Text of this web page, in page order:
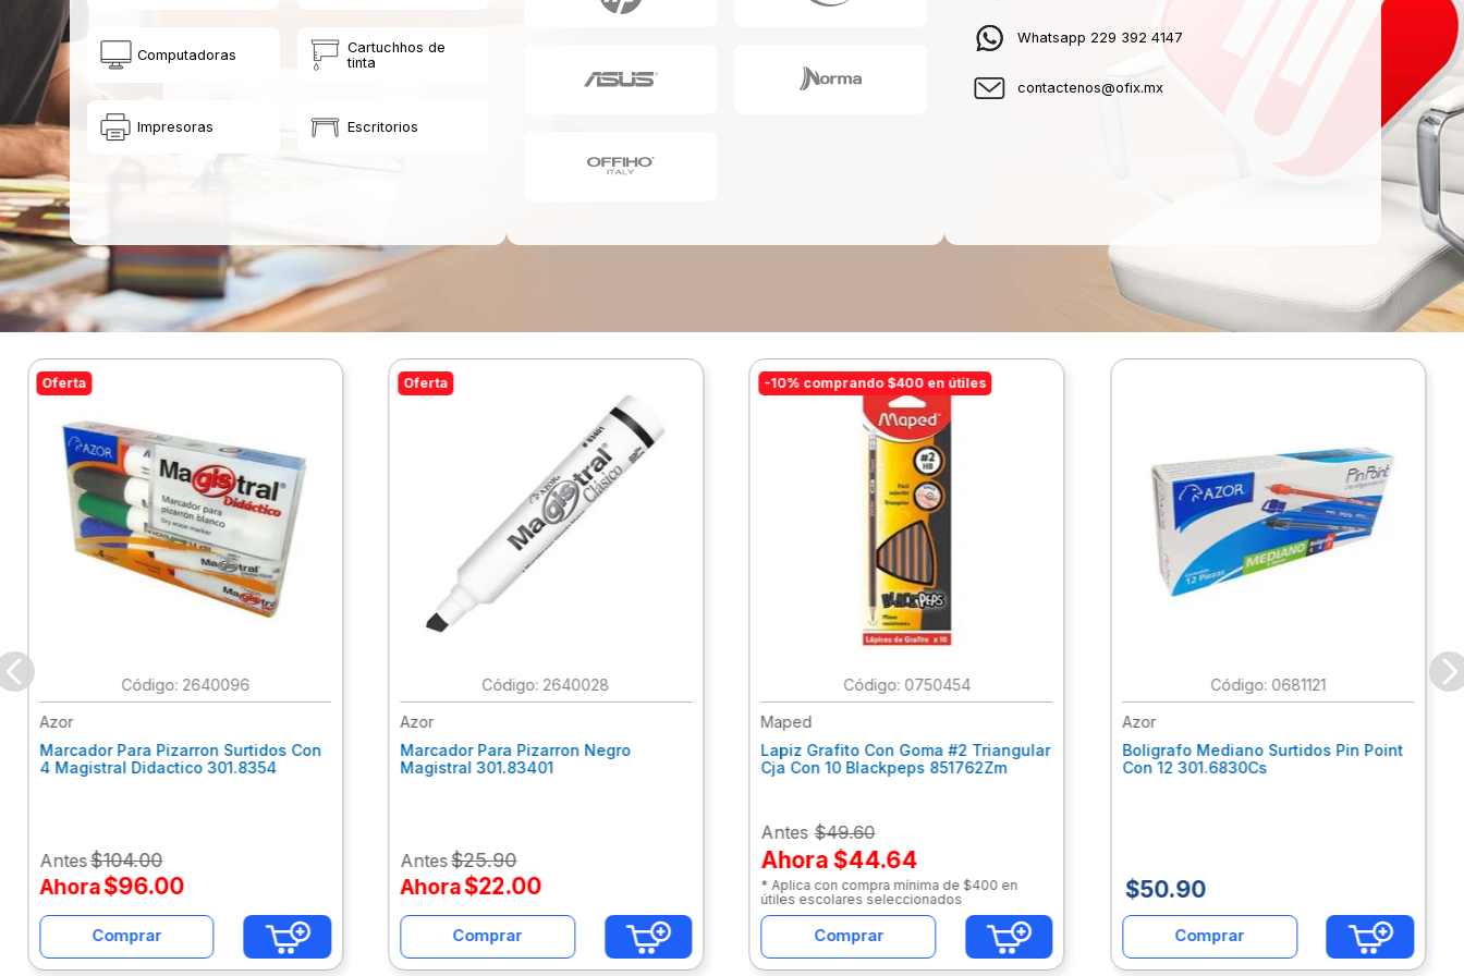
Computadoras
Cartuchhos de
tinta
Impresoras Escritorios
Whatsapp 229 392 4147
contactenos@ofix.mx
Oferta
: 2640096
Azor
Marcador Para Pizarron Surtidos Con
4 Magistral Didactico 301.8354
Antes$104.00
Ahora$96.00
Comprar
Oferta
: 2640028
Azor
Marcador Para Pizarron Negro
Magistral 301.83401
Antes$25.90
Ahora$22.00
Comprar
-10% comprando $400 en útiles
: 0750454
Maped
Lapiz Grafito Con Goma #2 Triangular
Cja Con 10 Blackpeps 851762Zm
Antes$49.60
Ahora$44.64
* Aplica con compra mínima de $400 en
útiles escolares seleccionados
Comprar
: 0681121
Azor
Boligrafo Mediano Surtidos Pin Point
Con 12 301.6830Cs
$50.90
Comprar